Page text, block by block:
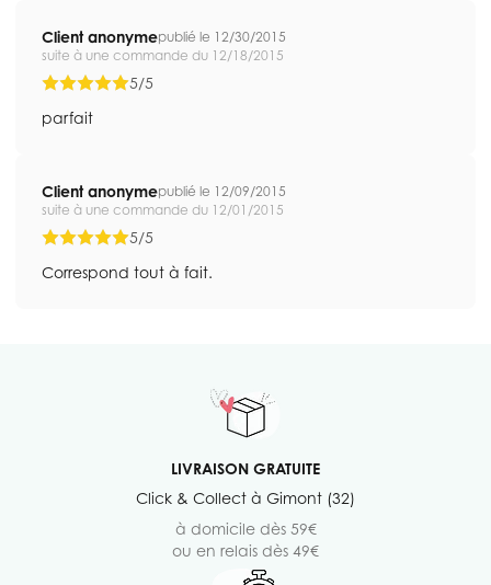
Client anonymepublié le 12/30/2015
suite à une commande du 12/18/2015
5/5
parfait
Client anonymepublié le 12/09/2015
suite à une commande du 12/01/2015
5/5
Correspond tout à fait.
LIVRAISON GRATUITE
Click & Collect à Gimont (32)
à domicile dès 59€
ou en relais dès 49€